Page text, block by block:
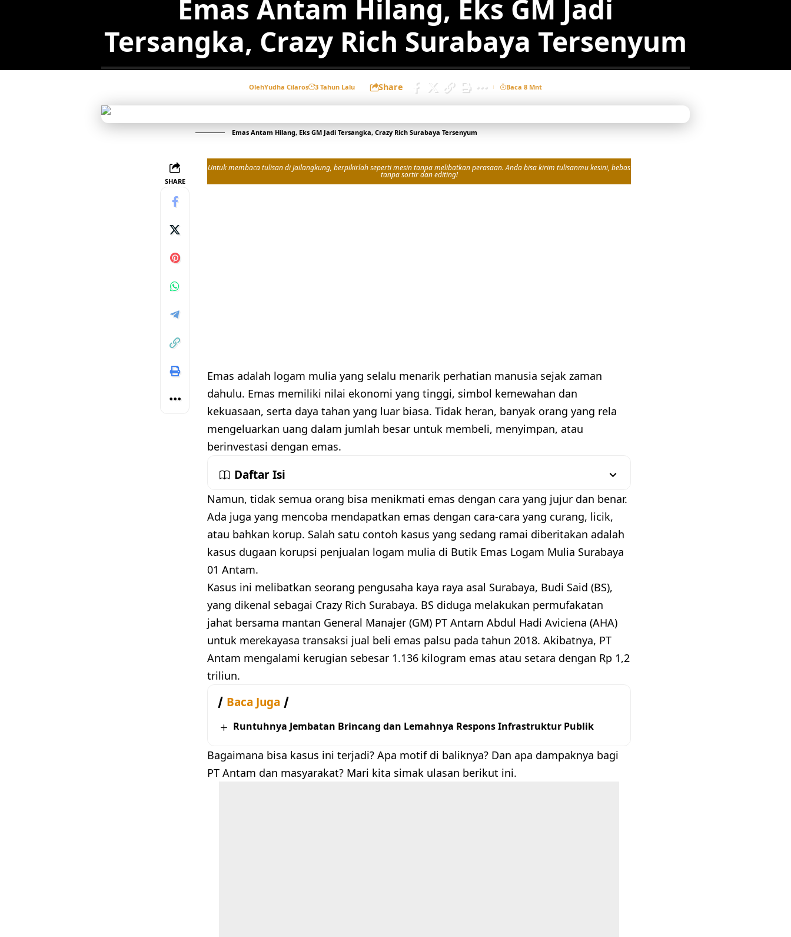
Emas Antam Hilang, Eks GM Jadi
Tersangka, Crazy Rich Surabaya Tersenyum
OlehYudha Cilaros 3 Tahun Lalu Share Baca 8 Mnt
Emas Antam Hilang, Eks GM Jadi Tersangka, Crazy Rich Surabaya Tersenyum
SHARE
Untuk membaca tulisan di Jailangkung, berpikirlah seperti mesin tanpa melibatkan perasaan. Anda bisa kirim tulisanmu kesini, bebas
tanpa sortir dan editing!
Emas adalah logam mulia yang selalu menarik perhatian manusia sejak zaman
dahulu. Emas memiliki nilai ekonomi yang tinggi, simbol kemewahan dan
kekuasaan, serta daya tahan yang luar biasa. Tidak heran, banyak orang yang rela
mengeluarkan uang dalam jumlah besar untuk membeli, menyimpan, atau
berinvestasi dengan emas.
Daftar Isi
Namun, tidak semua orang bisa menikmati emas dengan cara yang jujur dan benar.
Ada juga yang mencoba mendapatkan emas dengan cara-cara yang curang, licik,
atau bahkan korup. Salah satu contoh kasus yang sedang ramai diberitakan adalah
kasus dugaan korupsi penjualan logam mulia di Butik Emas Logam Mulia Surabaya
01 Antam.
Kasus ini melibatkan seorang pengusaha kaya raya asal Surabaya, Budi Said (BS),
yang dikenal sebagai Crazy Rich Surabaya. BS diduga melakukan permufakatan
jahat bersama mantan General Manajer (GM) PT Antam Abdul Hadi Aviciena (AHA)
untuk merekayasa transaksi jual beli emas palsu pada tahun 2018. Akibatnya, PT
Antam mengalami kerugian sebesar 1.136 kilogram emas atau setara dengan Rp 1,2
triliun.
Baca Juga
Runtuhnya Jembatan Brincang dan Lemahnya Respons Infrastruktur Publik
Bagaimana bisa kasus ini terjadi? Apa motif di baliknya? Dan apa dampaknya bagi
PT Antam dan masyarakat? Mari kita simak ulasan berikut ini.